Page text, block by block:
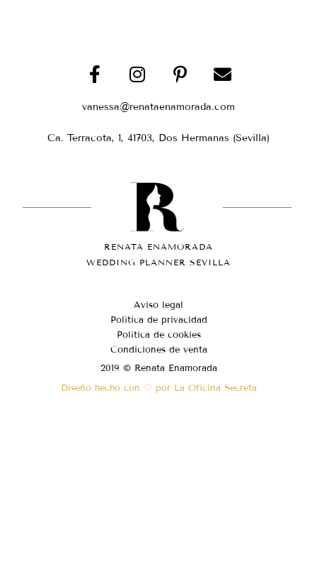
vanessa@renataenamorada.com
Ca. Terracota, 1, 41703, Dos Hermanas (Sevilla)
RENATA ENAMORADA
WEDDING PLANNER SEVILLA
Aviso legal
Política de privacidad
Política de cookies
Condiciones de venta
2019 © Renata Enamorada
Diseño hecho con ♡ por La Oficina Secreta